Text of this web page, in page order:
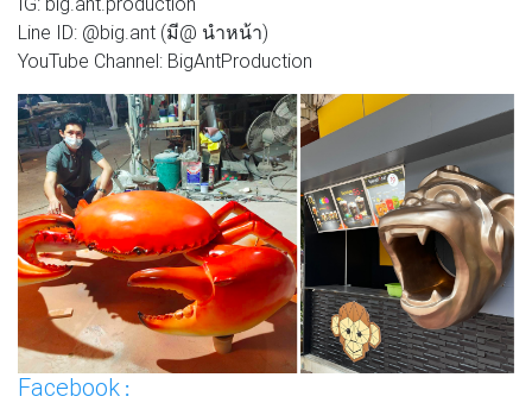
Line ID: @big.ant (มี@ นำหน้า)
YouTube Channel: BigAntProduction
Facebook :